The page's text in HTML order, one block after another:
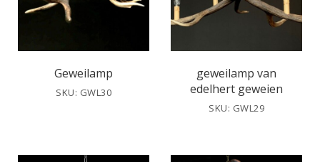
Geweilamp
SKU: GWL30
geweilamp van
edelhert geweien
SKU: GWL29